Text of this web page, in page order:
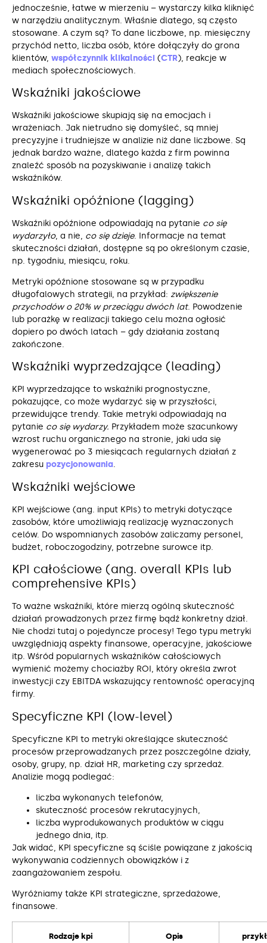
jednocześnie, łatwe w mierzeniu – wystarczy kilka kliknięć
w narzędziu analitycznym. Właśnie dlatego, są często
stosowane. A czym są? To dane liczbowe, np. miesięczny
przychód netto, liczba osób, które dołączyły do grona
klientów, współczynnik klikalności (CTR), reakcje w
mediach społecznościowych.
Wskaźniki jakościowe
Wskaźniki jakościowe skupiają się na emocjach i
wrażeniach. Jak nietrudno się domyśleć, są mniej
precyzyjne i trudniejsze w analizie niż dane liczbowe. Są
jednak bardzo ważne, dlatego każda z firm powinna
znaleźć sposób na pozyskiwanie i analizę takich
wskaźników.
Wskaźniki opóźnione (lagging)
Wskaźniki opóźnione odpowiadają na pytanie co się
wydarzyło, a nie, co się dzieje. Informacje na temat
skuteczności działań, dostępne są po określonym czasie,
np. tygodniu, miesiącu, roku.
Metryki opóźnione stosowane są w przypadku
długofalowych strategii, na przykład: zwiększenie
przychodów o 20% w przeciągu dwóch lat. Powodzenie
lub porażkę w realizacji takiego celu można ogłosić
dopiero po dwóch latach – gdy działania zostaną
zakończone.
Wskaźniki wyprzedzające (leading)
KPI wyprzedzające to wskaźniki prognostyczne,
pokazujące, co może wydarzyć się w przyszłości,
przewidujące trendy. Takie metryki odpowiadają na
pytanie co się wydarzy. Przykładem może szacunkowy
wzrost ruchu organicznego na stronie, jaki uda się
wygenerować po 3 miesiącach regularnych działań z
zakresu pozycjonowania.
Wskaźniki wejściowe
KPI wejściowe (ang. input KPIs) to metryki dotyczące
zasobów, które umożliwiają realizację wyznaczonych
celów. Do wspomnianych zasobów zaliczamy personel,
budżet, roboczogodziny, potrzebne surowce itp.
KPI całościowe (ang. overall KPIs lub
comprehensive KPIs)
To ważne wskaźniki, które mierzą ogólną skuteczność
działań prowadzonych przez firmę bądź konkretny dział.
Nie chodzi tutaj o pojedyncze procesy! Tego typu metryki
uwzględniają aspekty finansowe, operacyjne, jakościowe
itp. Wśród popularnych wskaźników całościowych
wymienić możemy chociażby ROI, który określa zwrot
inwestycji czy EBITDA wskazujący rentowność operacyjną
firmy.
Specyficzne KPI (low-level)
Specyficzne KPI to metryki określające skuteczność
procesów przeprowadzanych przez poszczególne działy,
osoby, grupy, np. dział HR, marketing czy sprzedaż.
Analizie mogą podlegać:
liczba wykonanych telefonów,
skuteczność procesów rekrutacyjnych,
liczba wyprodukowanych produktów w ciągu
jednego dnia, itp.
Jak widać, KPI specyficzne są ściśle powiązane z jakością
wykonywania codziennych obowiązków i z
zaangażowaniem zespołu.
Wyróżniamy także KPI strategiczne, sprzedażowe,
finansowe.
Rodzaje kpi Opis